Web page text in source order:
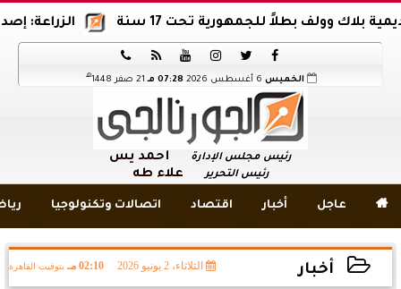
الزراعة: إصدار 12 ألف موافقة وتصريح بالمبيدات خلال 6 شهور بطلاً للجمهورية تحت 17 سنة






الخميس 07:28 مـ 21 صفر 1448 هـ
رئيس مجلس الإدارة أحمد يس
رئيس التحرير علاء طه
 عاجل أخبار اقتصاد اتصالات وتكنولوجيا
أخبار الثلاثاء، 2 يونيو 2026 02:10 مـ بتوقيت القاهرة